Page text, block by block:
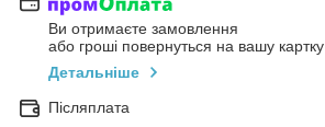
Ви отримаєте замовлення
або гроші повернуться на вашу картку
Детальніше
Післяплата